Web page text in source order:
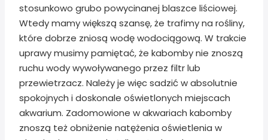
stosunkowo grubo powycinanej blaszce liściowej.
Wtedy mamy większą szansę, że trafimy na rośliny,
które dobrze zniosą wodę wodociągową. W trakcie
uprawy musimy pamiętać, że kabomby nie znoszą
ruchu wody wywoływanego przez filtr lub
przewietrzacz. Należy je więc sadzić w absolutnie
spokojnych i doskonale oświetlonych miejscach
akwarium. Zadomowione w akwariach kabomby
znoszą też obniżenie natężenia oświetlenia w